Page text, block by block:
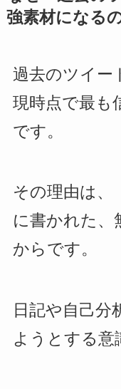
強素材になる
過去のツイー
現時点で最も
です。
その理由は、
に書かれた、
からです。
日記や自己分
ようとする意